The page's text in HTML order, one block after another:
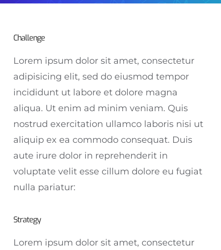
Challenge
Lorem ipsum dolor sit amet, consectetur
adipisicing elit, sed do eiusmod tempor
incididunt ut labore et dolore magna
aliqua. Ut enim ad minim veniam. Quis
nostrud exercitation ullamco laboris nisi ut
aliquip ex ea commodo consequat. Duis
aute irure dolor in reprehenderit in
voluptate velit esse cillum dolore eu fugiat
nulla pariatur:
Strategy
Lorem ipsum dolor sit amet, consectetur